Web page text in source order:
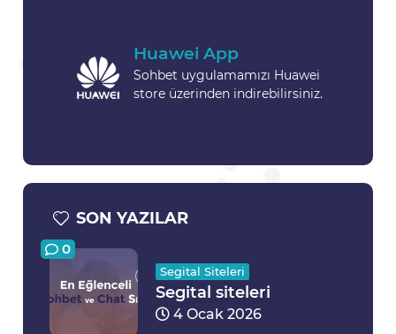
Huawei App
Sohbet uygulamamızı Huawei
store üzerinden indirebilirsiniz.
SON YAZILAR
0
Segital Siteleri
Segital siteleri
4 Ocak 2026